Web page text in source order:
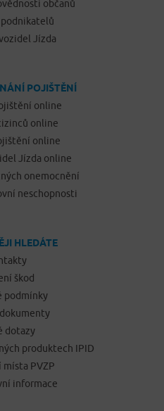
občanů
Jízda
POJIŠTĚNÍ
online
online
online
Jízda online
onemocnění
neschopnosti
HLEDÁTE
škod
podmínky
dotazy
produktech IPID
místa PVZP
informace